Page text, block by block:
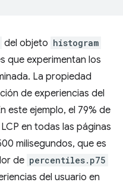
del objeto histogram
que experimentan los
La propiedad
de experiencias del
este ejemplo, el 79% de
en todas las páginas
milisegundos, que es
de percentiles.p75
del usuario en